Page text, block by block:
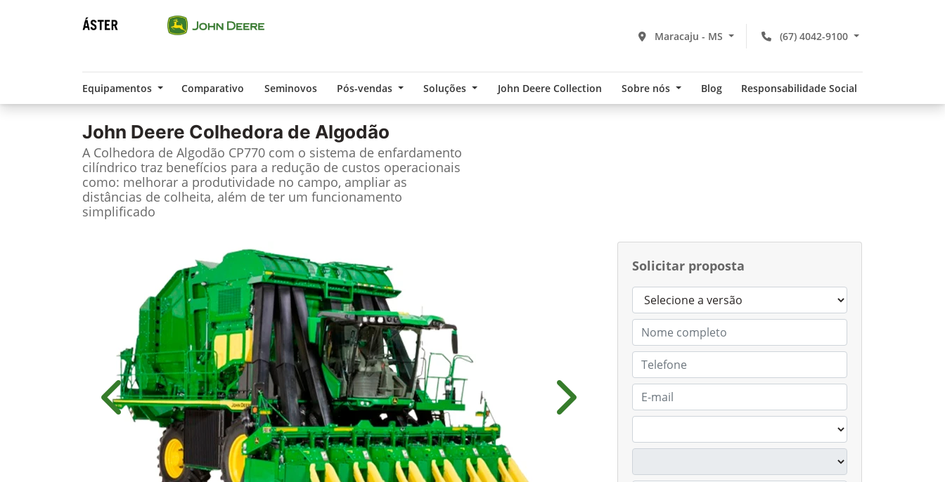
(67) 4042-9100
Maracaju - MS
Equipamentos Comparativo Seminovos Pós-vendas Soluções John Deere Collection Sobre nós Blog Responsabilidade Social
John Deere Colhedora de Algodão
A Colhedora de Algodão CP770 com o sistema de enfardamento
cilíndrico traz benefícios para a redução de custos operacionais
como: melhorar a produtividade no campo, ampliar as
distâncias de colheita, além de ter um funcionamento
simplificado
Solicitar proposta
Anterior Próximo